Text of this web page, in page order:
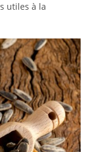
utiles à la